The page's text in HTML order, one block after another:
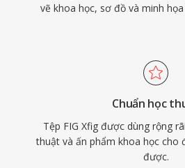
vẽ khoa học, sơ đồ và minh
Chuẩn học
Tệp FIG Xfig được dùng rộng
thuật và ấn phẩm khoa học cho
được.